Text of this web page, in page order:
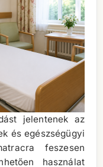
jelentenek az
és egészségügyi
feszesen
használat